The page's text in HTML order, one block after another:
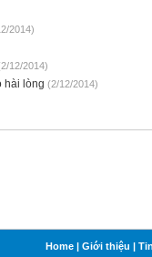
2014)
12/2014)
hài lòng (2/12/2014)
Home| Giới thiệu |